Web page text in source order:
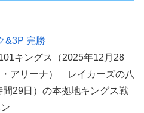
&3P 完勝
キングス（2025年12月28
アリーナ） レイカーズの八
29日）の本拠地キングス戦